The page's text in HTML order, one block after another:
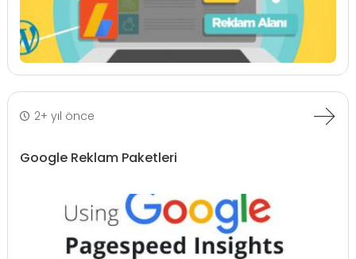
2+ yıl önce
Google Reklam Paketleri